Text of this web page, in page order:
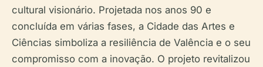
cultural visionário. Projetada nos anos 90 e
concluída em várias fases, a Cidade das Artes e
Ciências simboliza a resiliência de Valência e o seu
compromisso com a inovação. O projeto revitalizou